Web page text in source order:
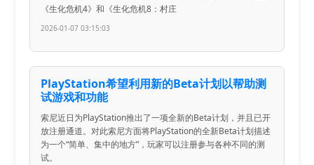
《生化危机4》和《生化危机8：村庄
2026-01-07 03:15:03
PlayStation希望利用新的Beta计划以帮助测
试游戏和功能
索尼近日为PlayStation推出了一项全新的Beta计划，并且已开
放注册通道。对此索尼方面将PlayStation的全新Beta计划描述
为一个“简单、集中的地方”，玩家可以注册参与各种不同的测
试。